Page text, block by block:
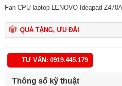
Fan-CPU-laptop-LENOVO-Ideapad-
QUÀ TẶNG, ƯU ĐÃI
TƯ VẤN: 0919.445.179
Thông số kỹ thuật